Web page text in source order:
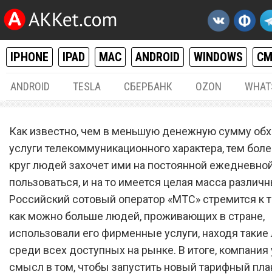
IPHONE IPAD MAC ANDROID WINDOWS
ANDROID TESLA СБЕРБАНК OZON
«МТС» запустил новый
тарифный план всего за
рублей в месяц
Как известно, чем в меньшую денежную сумму
услуги телекоммуникационного характера, тем
круг людей захочет ими на постоянной
пользоваться, и на то имеется целая масса
Российский сотовый оператор «МТС» стремится к
как можно больше людей, проживающих в стране,
использовали его фирменные услуги, находя
среди всех доступных на рынке. В итоге, компания
смысл в том, чтобы запустить новый тарифный